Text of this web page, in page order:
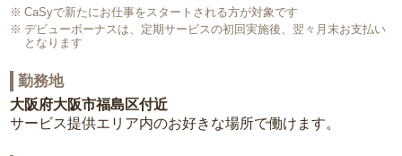
CaSyで新たにお仕事をスタートされる方が対象です
デビューボーナスは、定期サービスの初回実施後、翌々月末お支払い
となります
勤務地
大阪府大阪市福島区付近
サービス提供エリア内のお好きな場所で働けます。